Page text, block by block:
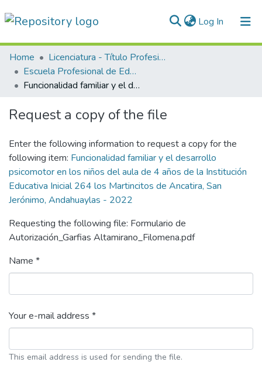
Log In (current)
Communities & Collections
All of DSpace
Normativas
Home
Licenciatura - Título Profesional
Escuela Profesional de Educación
Funcionalidad familiar y el desarrollo psicomotor en los niños del aula de 4 años de la Institución Educativa Inicial 264 los Martincitos de Ancatira, San Jerónimo, Andahuaylas - 2022
Request a copy of the file
Enter the following information to request a copy for the
following item: Funcionalidad familiar y el desarrollo
psicomotor en los niños del aula de 4 años de la Institución
Educativa Inicial 264 los Martincitos de Ancatira, San
Jerónimo, Andahuaylas - 2022
Requesting the following file: Formulario de
Autorización_Garfias Altamirano_Filomena.pdf
Name *
Your e-mail address *
This email address is used for sending the file.